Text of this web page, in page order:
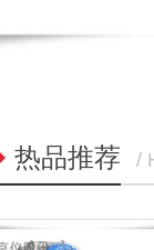
热品推荐 /